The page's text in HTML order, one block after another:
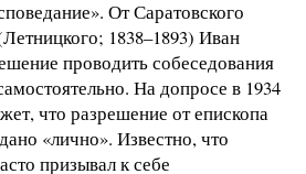
От Саратовского
1838–1893) Иван
проводить собеседования
На допросе в 1934
что разрешение от епископа
«лично». Известно, что
призывал к себе